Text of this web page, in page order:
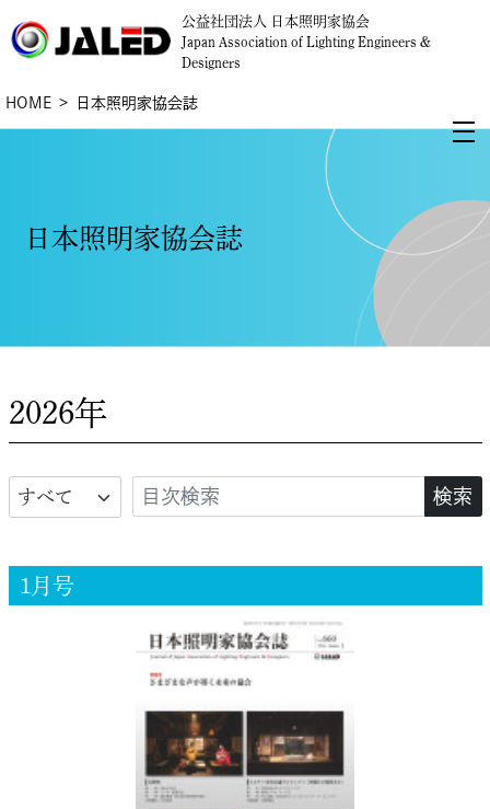
公益社団法人 日本照明家協会
Japan Association of Lighting Engineers &
Designers
HOME 日本照明家協会誌
日本照明家協会誌
2026年
1月号